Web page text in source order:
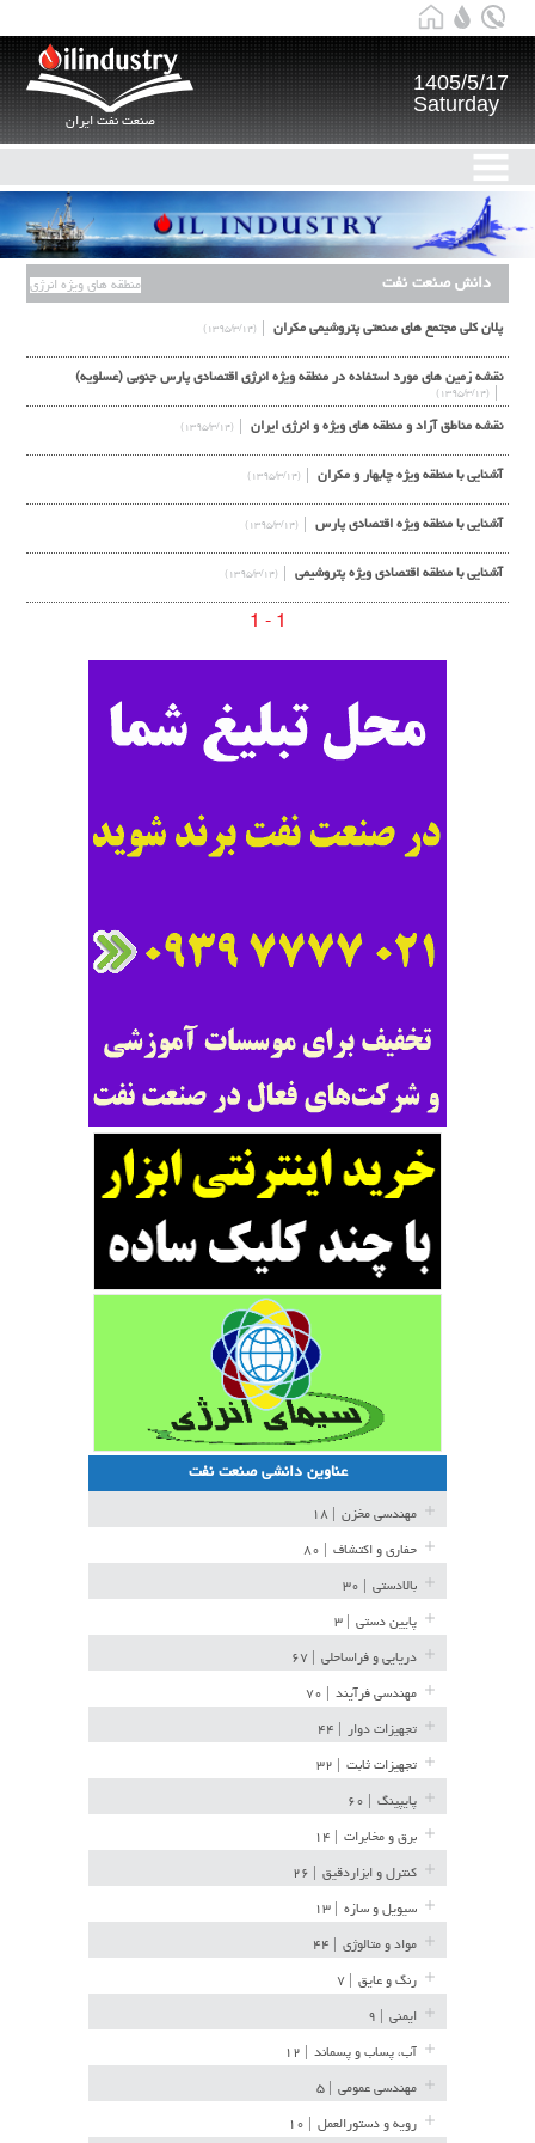
صنعت نفت ایران
1405/5/17
Saturday
دانش صنعت نفت منطقه های ویژه انرژی
پلان کلی مجتمع های صنعتی پتروشیمی مکران (۱۳۹۵/۳/۱۴)
نقشه زمین های مورد استفاده در منطقه ویژه انرژی اقتصادی پارس جنوبی (عسلویه)
(۱۳۹۵/۳/۱۴)
نقشه مناطق آزاد و منطقه های ویژه و انرژی ایران (۱۳۹۵/۳/۱۴)
آشنایی با منطقه ویژه چابهار و مکران (۱۳۹۵/۳/۱۴)
آشنایی با منطقه ویژه اقتصادی پارس (۱۳۹۵/۳/۱۴)
آشنایی با منطقه اقتصادی ویژه پتروشیمی (۱۳۹۵/۳/۱۴)
1 - 1
عناوین دانشی صنعت نفت
مهندسی مخزن
حفاری و اکتشاف
بالادستی
پایین دستی
دریایی و فراساحلی
مهندسی فرآیند
تجهیزات دوار
تجهیزات ثابت
پایپینگ
برق و مخابرات
کنترل و ابزاردقیق
سیویل و سازه
مواد و متالوژی
رنگ و عایق
ایمنی
آب، پساب و پسماند
مهندسی عمومی
رویه و دستورالعمل